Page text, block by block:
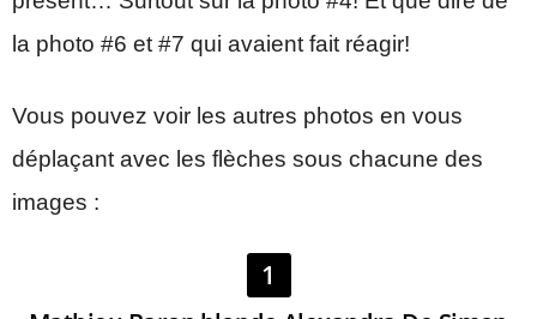
la photo #6 et #7 qui avaient fait réagir!
Vous pouvez voir les autres photos en vous
déplaçant avec les flèches sous chacune des
images :
1